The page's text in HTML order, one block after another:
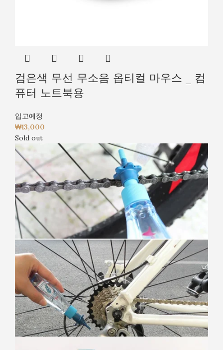
검은색 무선 무소음 옵티컬 마우스 _ 컴
퓨터 노트북용
입고예정
₩13,000
Sold out